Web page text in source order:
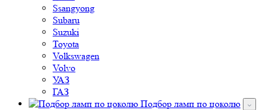
Ssangyong
Subaru
Suzuki
Toyota
Volkswagen
Volvo
УАЗ
ГАЗ
Подбор ламп по цоколю